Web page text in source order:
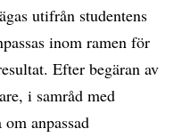
utifrån studentens
inom ramen för
Efter begäran av
i samråd med
anpassad